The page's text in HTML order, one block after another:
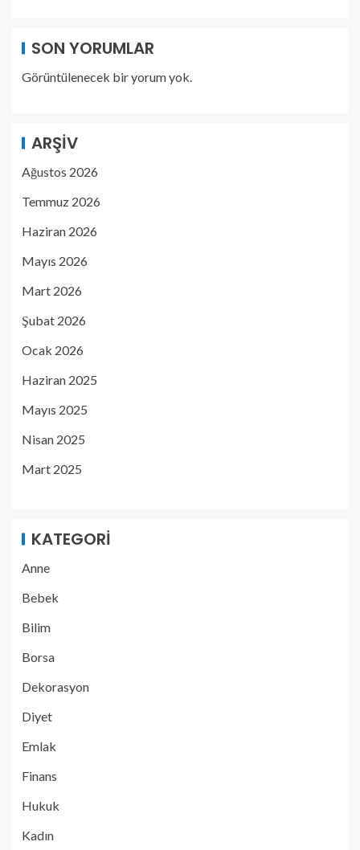
SON YORUMLAR
Görüntülenecek bir yorum yok.
ARŞIV
Ağustos 2026
Temmuz 2026
Haziran 2026
Mayıs 2026
Mart 2026
Şubat 2026
Ocak 2026
Haziran 2025
Mayıs 2025
Nisan 2025
Mart 2025
KATEGORI
Anne
Bebek
Bilim
Borsa
Dekorasyon
Diyet
Emlak
Finans
Hukuk
Kadın